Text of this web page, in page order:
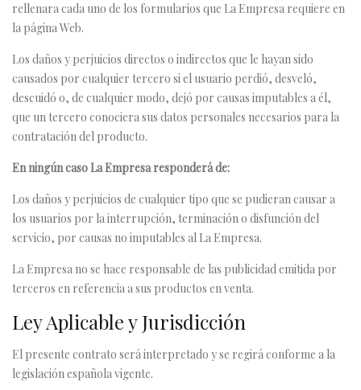
rellenara cada uno de los formularios que La Empresa requiere en
la página Web.
Los daños y perjuicios directos o indirectos que le hayan sido
causados por cualquier tercero si el usuario perdió, desveló,
descuidó o, de cualquier modo, dejó por causas imputables a él,
que un tercero conociera sus datos personales necesarios para la
contratación del producto.
En ningún caso La Empresa responderá de:
Los daños y perjuicios de cualquier tipo que se pudieran causar a
los usuarios por la interrupción, terminación o disfunción del
servicio, por causas no imputables al La Empresa.
La Empresa no se hace responsable de las publicidad emitida por
terceros en referencia a sus productos en venta.
Ley Aplicable y Jurisdicción
El presente contrato será interpretado y se regirá conforme a la
legislación española vigente.